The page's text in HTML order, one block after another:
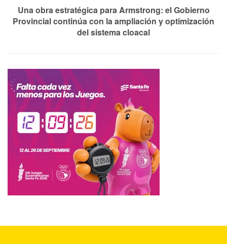
Una obra estratégica para Armstrong: el Gobierno
Provincial continúa con la ampliación y optimización
del sistema cloacal